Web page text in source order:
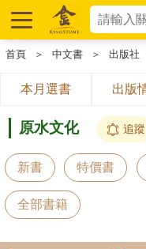
首頁 ＞ 中文書 ＞ 出版社
本月選書 出版
原水文化 追蹤
新書 特價書
全部書籍